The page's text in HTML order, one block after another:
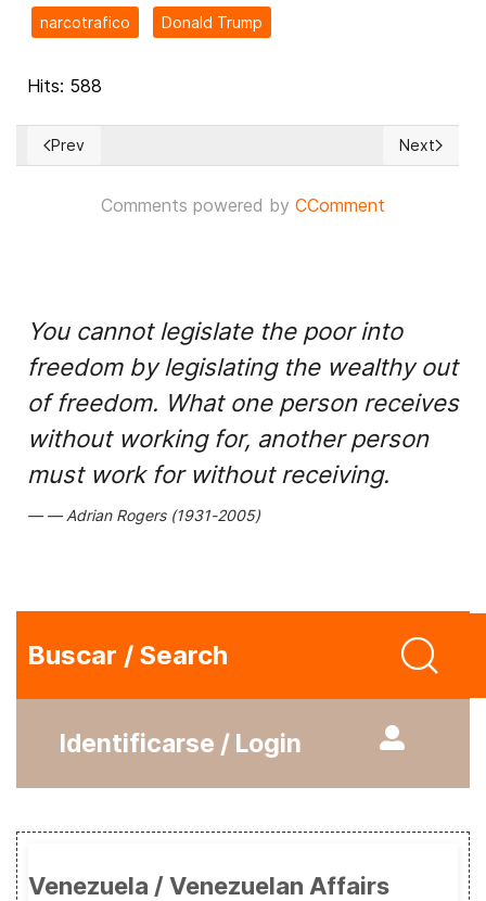
narcotrafico Donald Trump
Hits: 588
Previous article: Resultados presidenciales de Chile del 16
Prev Next
Next
Comments powered by CComment
You cannot legislate the poor into
freedom by legislating the wealthy out
of freedom. What one person receives
without working for, another person
must work for without receiving.
Adrian Rogers (1931-2005)
Buscar / Search
Identificarse / Login
Venezuela / Venezuelan Affairs